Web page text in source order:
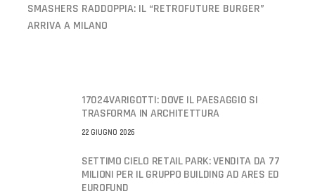
SMASHERS RADDOPPIA: IL “RETROFUTURE BURGER”
ARRIVA A MILANO
17024VARIGOTTI: DOVE IL PAESAGGIO SI
TRASFORMA IN ARCHITETTURA
22 GIUGNO 2026
SETTIMO CIELO RETAIL PARK: VENDITA DA 77
MILIONI PER IL GRUPPO BUILDING AD ARES ED
EUROFUND